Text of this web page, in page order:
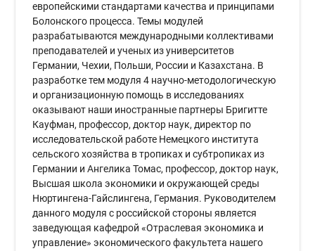
европейскими стандартами качества и принципами
Болонского процесса. Темы модулей
разрабатываются международными коллективами
преподавателей и ученых из университетов
Германии, Чехии, Польши, России и Казахстана. В
разработке тем модуля 4 научно-методологическую
и организационную помощь в исследованиях
оказывают наши иностранные партнеры Бригитте
Кауфман, профессор, доктор наук, директор по
исследовательской работе Немецкого института
сельского хозяйства в тропиках и субтропиках из
Германии и Ангелика Томас, профессор, доктор наук,
Высшая школа экономики и окружающей среды
Нюртингена-Гайслингена, Германия. Руководителем
данного модуля с российской стороны является
заведующая кафедрой «Отраслевая экономика и
управление» экономического факультета нашего